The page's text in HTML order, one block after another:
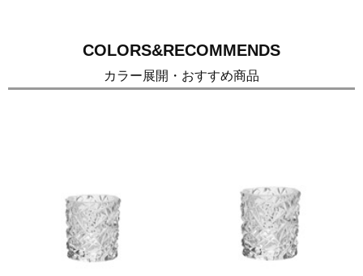
COLORS&RECOMMENDS
カラー展開・おすすめ商品